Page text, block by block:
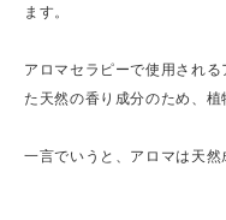
ます。
アロマセラピーで使用され
た天然の香り成分のため、植
一言でいうと、アロマは天然